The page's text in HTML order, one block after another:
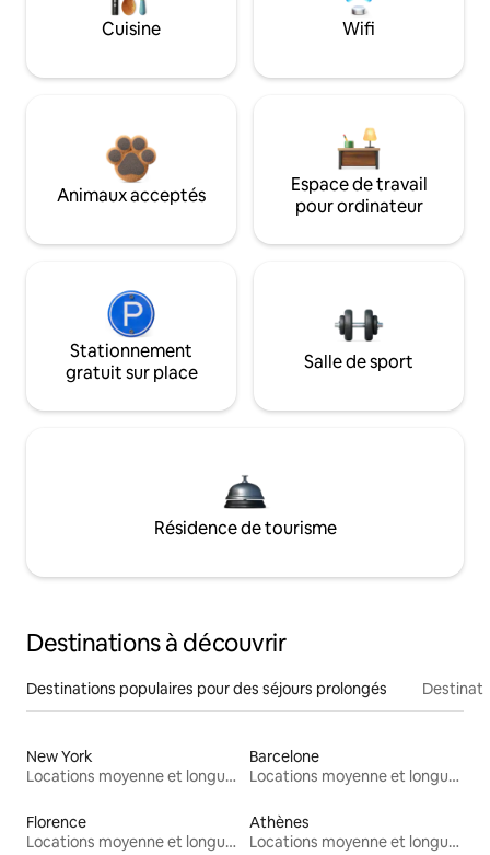
Cuisine Wifi
Animaux acceptés
Espace de travail
pour ordinateur
Stationnement
gratuit sur place
Salle de sport
Résidence de tourisme
Destinations à découvrir
Destinations populaires pour des séjours prolongés
New York
Locations moyenne et longue durée
Barcelone
Locations moyenne et longue durée
Florence
Locations moyenne et longue durée
Athènes
Locations moyenne et longue durée